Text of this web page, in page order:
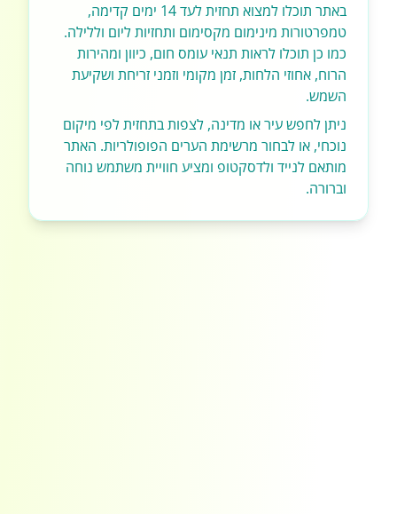
באתר תוכלו למצוא תחזית לעד 14 ימים קדימה,
טמפרטורות מינימום מקסימום ותחזיות ליום וללילה.
כמו כן תוכלו לראות תנאי עומס חום, כיוון ומהירות
הרוח, אחוזי הלחות, זמן מקומי וזמני זריחת ושקיעת
השמש.
ניתן לחפש עיר או מדינה, לצפות בתחזית לפי מיקום
נוכחי, או לבחור מרשימת הערים הפופולריות. האתר
מותאם לנייד ולדסקטופ ומציע חוויית משתמש נוחה
וברורה.